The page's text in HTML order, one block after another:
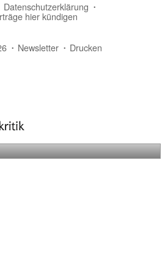
Datenschutzerklärung
hier kündigen
Newsletter Drucken